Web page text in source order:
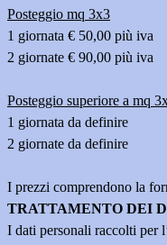
Posteggio mq 3x3
1 giornata € 50,00 più iva
2 giornate € 90,00 più iva
Posteggio superiore a mq
1 giornata da definire
2 giornate da definire
I prezzi comprendono la
TRATTAMENTO DEI
I dati personali raccolti per